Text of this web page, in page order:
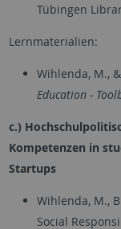
Tübingen
Lernmaterialien:
Wihlenda, M.,
Education -
c.)
Kompetenzen in
Startups
Wihlenda, M.,
Social